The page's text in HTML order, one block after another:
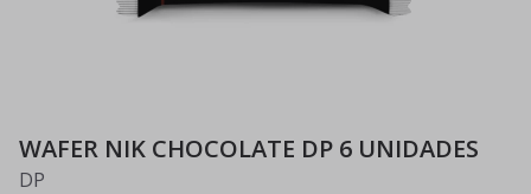
WAFER NIK CHOCOLATE DP 6 UNIDADES
DP